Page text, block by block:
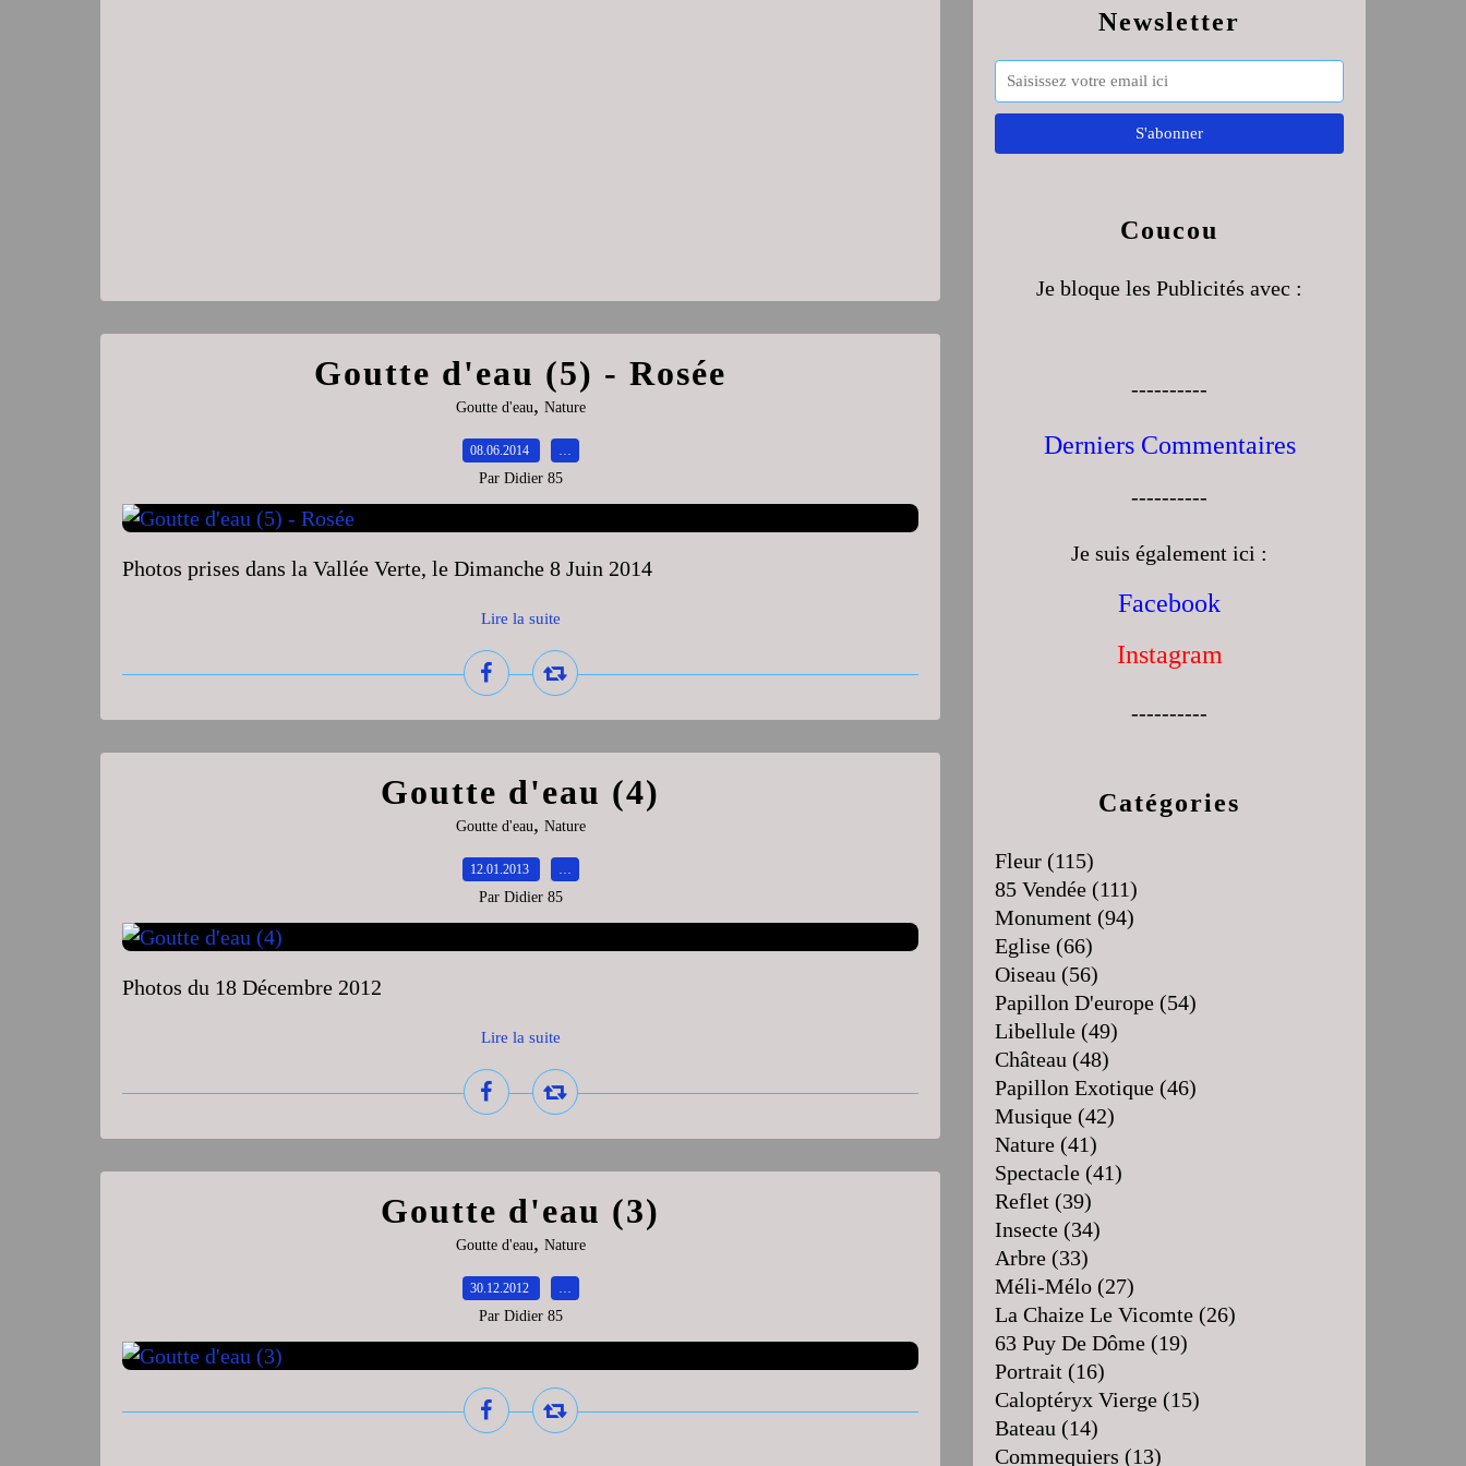
Goutte d'eau (5) - Rosée
Goutte d'eau, Nature
08.06.2014 …
Par Didier 85
Photos prises dans la Vallée Verte, le Dimanche 8 Juin 2014
Lire la suite
Goutte d'eau (4)
Goutte d'eau, Nature
12.01.2013 …
Par Didier 85
Photos du 18 Décembre 2012
Lire la suite
Goutte d'eau (3)
Goutte d'eau, Nature
30.12.2012 …
Par Didier 85
Newsletter
Catégories
Fleur (115)
85 Vendée (111)
Monument (94)
Eglise (66)
Oiseau (56)
Papillon D'europe (54)
Libellule (49)
Château (48)
Papillon Exotique (46)
Musique (42)
Nature (41)
Spectacle (41)
Reflet (39)
Insecte (34)
Arbre (33)
Méli-Mélo (27)
La Chaize Le Vicomte (26)
63 Puy De Dôme (19)
Portrait (16)
Caloptéryx Vierge (15)
Bateau (14)
Commequiers (13)
Coucou
Je bloque les Publicités avec :
----------
Derniers Commentaires
----------
Je suis également ici :
Facebook
Instagram
----------